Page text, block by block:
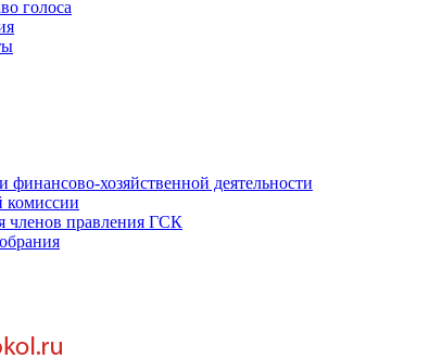
голоса
финансово-хозяйственной деятельности
комиссии
членов правления ГСК